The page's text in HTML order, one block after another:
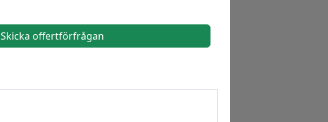
Skicka offertförfrågan